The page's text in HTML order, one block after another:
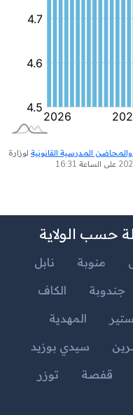
المدرسية القانونية لوزارة
حسب الولاية
منوبة
نابل
جندوبة
الكاف
المهدية
سيدي بوزيد
قفصة
توزر